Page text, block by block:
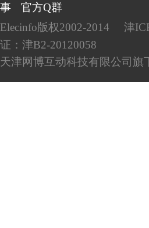
事
官方Q群
Elecinfo版权2002-2014
津
证：津B2-20120058
天津网博互动科技有限公司旗